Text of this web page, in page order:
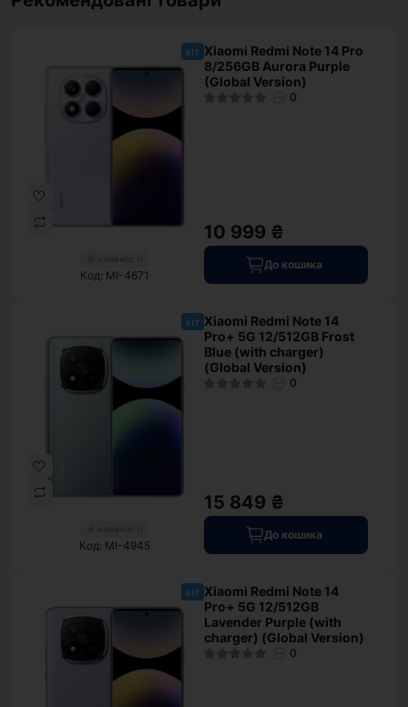
хіт
В наявності
Код: MI-4671
Xiaomi Redmi Note 14 Pro
8/256GB Aurora Purple
(Global Version)
0
10 999 ₴
До кошика
хіт
В наявності
Код: MI-4945
Xiaomi Redmi Note 14
Pro+ 5G 12/512GB Frost
Blue (with charger)
(Global Version)
0
15 849 ₴
До кошика
хіт Xiaomi Redmi Note 14
Pro+ 5G 12/512GB
Lavender Purple (with
charger) (Global Version)
0